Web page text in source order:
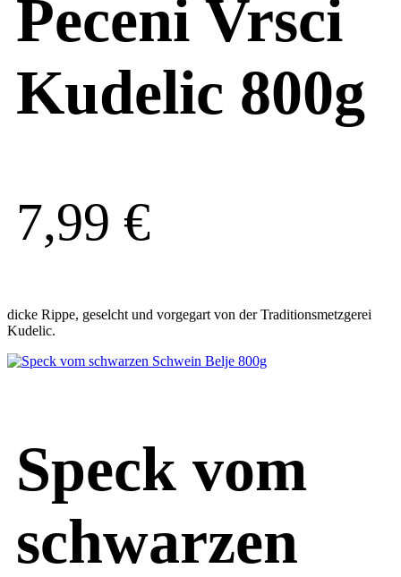
Peceni Vrsci
Kudelic 800g
7,99 €
dicke Rippe, geselcht und vorgegart von der Traditionsmetzgerei
Kudelic.
Speck vom
schwarzen